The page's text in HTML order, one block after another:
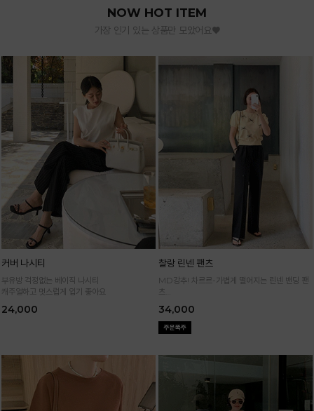
NOW HOT ITEM
가장 인기 있는 상품만 모았어요♥
커버 나시티
부유방 걱정없는 베이직 나시티
캐주얼하고 멋스럽게 입기 좋아요
24,000
찰랑 린넨 팬츠
MD강추! 차르르-가볍게 떨어지는 린넨 밴딩 팬
츠
34,000